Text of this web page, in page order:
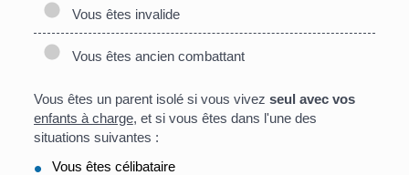
Vous êtes invalide
Vous êtes ancien combattant
Vous êtes un parent isolé si vous vivez seul avec vos
enfants à charge, et si vous êtes dans l'une des
situations suivantes :
Vous êtes célibataire